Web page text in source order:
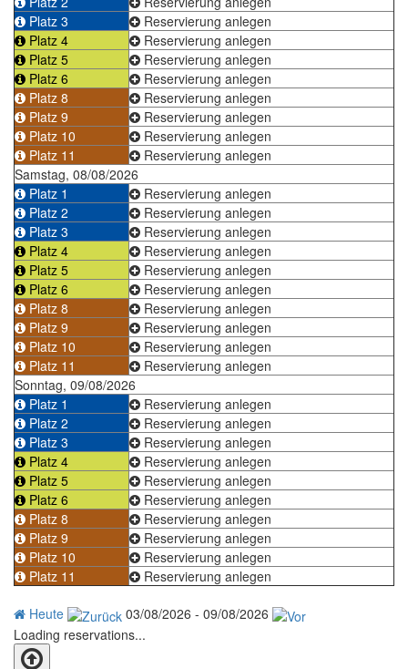
Platz 3
Reservierung anlegen
Platz 4
Reservierung anlegen
Platz 5
Reservierung anlegen
Platz 6
Reservierung anlegen
Platz 8
Reservierung anlegen
Platz 9
Reservierung anlegen
Platz 10
Reservierung anlegen
Platz 11
Reservierung anlegen
Samstag, 08/08/2026
Platz 1
Reservierung anlegen
Platz 2
Reservierung anlegen
Platz 3
Reservierung anlegen
Platz 4
Reservierung anlegen
Platz 5
Reservierung anlegen
Platz 6
Reservierung anlegen
Platz 8
Reservierung anlegen
Platz 9
Reservierung anlegen
Platz 10
Reservierung anlegen
Platz 11
Reservierung anlegen
Sonntag, 09/08/2026
Platz 1
Reservierung anlegen
Platz 2
Reservierung anlegen
Platz 3
Reservierung anlegen
Platz 4
Reservierung anlegen
Platz 5
Reservierung anlegen
Platz 6
Reservierung anlegen
Platz 8
Reservierung anlegen
Platz 9
Reservierung anlegen
Platz 10
Reservierung anlegen
Platz 11
Reservierung anlegen
Heute
03/08/2026 - 09/08/2026
Loading reservations...